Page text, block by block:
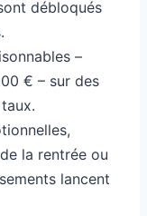
débloqués
–
€ – sur des
la rentrée ou
lancent